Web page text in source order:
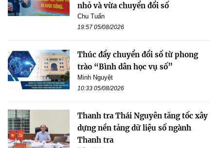
nhỏ và vừa chuyển đổi số
Chu Tuấn
19:57 05/08/2026
Thúc đẩy chuyển đổi số từ phong
trào “Bình dân học vụ số”
Minh Nguyệt
10:33 05/08/2026
Thanh tra Thái Nguyên tăng tốc xây
dựng nền tảng dữ liệu số ngành
Thanh tra